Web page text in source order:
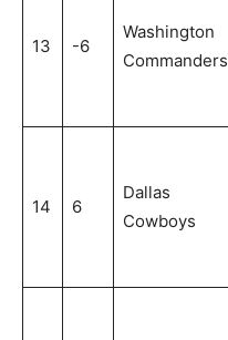
13 -6
Washington
Commanders
14 6
Dallas
Cowboys